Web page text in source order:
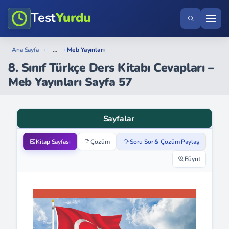
TestYurdu
Ana Sayfa › ... › Meb Yayınları
8. Sınıf Türkçe Ders Kitabı Cevapları –
Meb Yayınları Sayfa 57
Sayfalar
Kitap Sayfası Çözüm Soru Sor & Çözüm Paylaş
Büyüt